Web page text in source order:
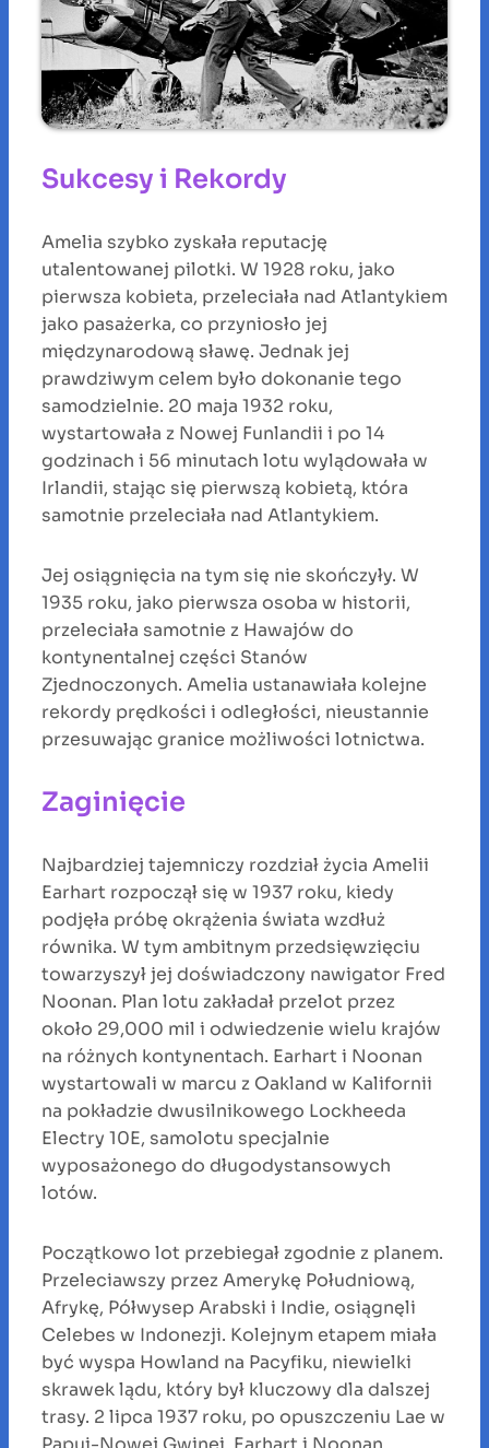
Sukcesy i Rekordy
Amelia szybko zyskała reputację
utalentowanej pilotki. W 1928 roku, jako
pierwsza kobieta, przeleciała nad Atlantykiem
jako pasażerka, co przyniosło jej
międzynarodową sławę. Jednak jej
prawdziwym celem było dokonanie tego
samodzielnie. 20 maja 1932 roku,
wystartowała z Nowej Funlandii i po 14
godzinach i 56 minutach lotu wylądowała w
Irlandii, stając się pierwszą kobietą, która
samotnie przeleciała nad Atlantykiem.
Jej osiągnięcia na tym się nie skończyły. W
1935 roku, jako pierwsza osoba w historii,
przeleciała samotnie z Hawajów do
kontynentalnej części Stanów
Zjednoczonych. Amelia ustanawiała kolejne
rekordy prędkości i odległości, nieustannie
przesuwając granice możliwości lotnictwa.
Zaginięcie
Najbardziej tajemniczy rozdział życia Amelii
Earhart rozpoczął się w 1937 roku, kiedy
podjęła próbę okrążenia świata wzdłuż
równika. W tym ambitnym przedsięwzięciu
towarzyszył jej doświadczony nawigator Fred
Noonan. Plan lotu zakładał przelot przez
około 29,000 mil i odwiedzenie wielu krajów
na różnych kontynentach. Earhart i Noonan
wystartowali w marcu z Oakland w Kalifornii
na pokładzie dwusilnikowego Lockheeda
Electry 10E, samolotu specjalnie
wyposażonego do długodystansowych
lotów.
Początkowo lot przebiegał zgodnie z planem.
Przeleciawszy przez Amerykę Południową,
Afrykę, Półwysep Arabski i Indie, osiągnęli
Celebes w Indonezji. Kolejnym etapem miała
być wyspa Howland na Pacyfiku, niewielki
skrawek lądu, który był kluczowy dla dalszej
trasy. 2 lipca 1937 roku, po opuszczeniu Lae w